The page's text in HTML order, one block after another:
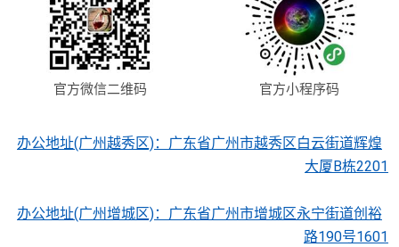
官方微信二维码 官方小程序码
办公地址(广州越秀区)：广东省广州市越秀区白云街道辉煌
大厦B栋2201
办公地址(广州增城区)：广东省广州市增城区永宁街道创裕
路190号1601